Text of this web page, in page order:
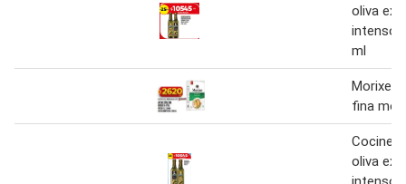
oliva
intenso/
ml
Morixe
fina
oliva